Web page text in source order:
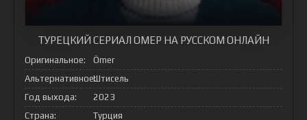
ТУРЕЦКИЙ СЕРИАЛ ОМЕР НА РУССКОМ ОНЛАЙН
Оригинальное:
Ömer
Альтернативное:Штисель
Год выхода:
2023
Страна:
Турция